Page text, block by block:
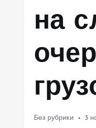
на
Без рубрики 3